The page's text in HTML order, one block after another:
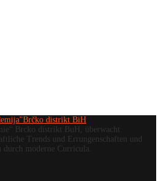
Brcko distrikt BuH, überwacht
Trends und Errungenschaften und
moderne Curricula.